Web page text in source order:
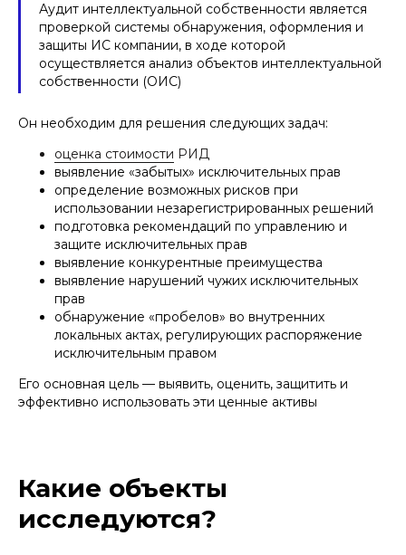
Аудит интеллектуальной собственности является
проверкой системы обнаружения, оформления и
защиты ИС компании, в ходе которой
осуществляется анализ объектов интеллектуальной
собственности (ОИС)
Он необходим для решения следующих задач:
оценка стоимости РИД
выявление «забытых» исключительных прав
определение возможных рисков при
использовании незарегистрированных решений
подготовка рекомендаций по управлению и
защите исключительных прав
выявление конкурентные преимущества
выявление нарушений чужих исключительных
прав
обнаружение «пробелов» во внутренних
локальных актах, регулирующих распоряжение
исключительным правом
Его основная цель — выявить, оценить, защитить и
эффективно использовать эти ценные активы
Какие объекты
исследуются?